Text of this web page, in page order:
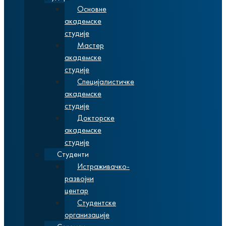
Основне
академске
студије
Мастер
академске
студије
Специјалистичке
академске
студије
Докторске
академске
студије
Студенти
Истраживачко-
развојни
центар
Студентске
организације